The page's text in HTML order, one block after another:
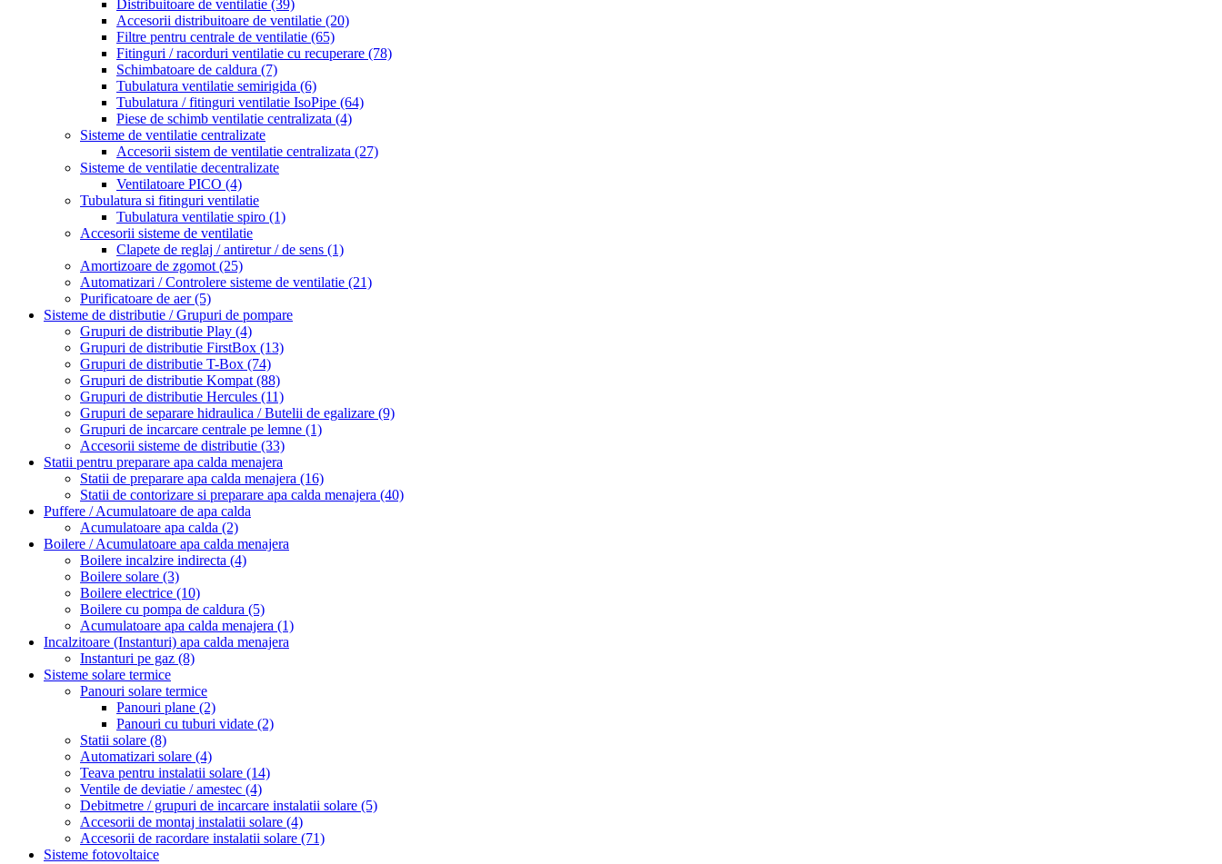
Distribuitoare de ventilatie (39)
Accesorii distribuitoare de ventilatie (20)
Filtre pentru centrale de ventilatie (65)
Fitinguri / racorduri ventilatie cu recuperare (78)
Schimbatoare de caldura (7)
Tubulatura ventilatie semirigida (6)
Tubulatura / fitinguri ventilatie IsoPipe (64)
Piese de schimb ventilatie centralizata (4)
Sisteme de ventilatie centralizate
Accesorii sistem de ventilatie centralizata (27)
Sisteme de ventilatie decentralizate
Ventilatoare PICO (4)
Tubulatura si fitinguri ventilatie
Tubulatura ventilatie spiro (1)
Accesorii sisteme de ventilatie
Clapete de reglaj / antiretur / de sens (1)
Amortizoare de zgomot (25)
Automatizari / Controlere sisteme de ventilatie (21)
Purificatoare de aer(5)
Sisteme de distributie / Grupuri de pompare
Grupuri de distributie Play (4)
Grupuri de distributie FirstBox (13)
Grupuri de distributie T-Box (74)
Grupuri de distributie Kompat (88)
Grupuri de distributie Hercules (11)
Grupuri de separare hidraulica / Butelii de egalizare (9)
Grupuri de incarcare centrale pe lemne (1)
Accesorii sisteme de distributie (33)
Statii pentru preparare apa calda menajera
Statii de preparare apa calda menajera (16)
Statii de contorizare si preparare apa calda menajera (40)
Puffere / Acumulatoare de apa calda
Acumulatoare apa calda (2)
Boilere / Acumulatoare apa calda menajera
Boilere incalzire indirecta (4)
Boilere solare (3)
Boilere electrice (10)
Boilere cu pompa de caldura (5)
Acumulatoare apa calda menajera (1)
Incalzitoare (Instanturi) apa calda menajera
Instanturi pe gaz (8)
Sisteme solare termice
Panouri solare termice
Panouri plane (2)
Panouri cu tuburi vidate (2)
Statii solare (8)
Automatizari solare (4)
Teava pentru instalatii solare (14)
Ventile de deviatie / amestec (4)
Debitmetre / grupuri de incarcare instalatii solare (5)
Accesorii de montaj instalatii solare (4)
Accesorii de racordare instalatii solare (71)
Sisteme fotovoltaice